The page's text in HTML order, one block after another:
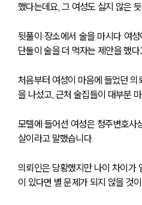
했다는데요, 그 여성도 싫지 않은
뒷풀이 장소에서 술을 마시다 여
단둘이 술을 더 먹자는 제안을 했다
처음부터 여성이 마음에 들었던
을 나섰고, 근처 술집들이 대부분
모텔에 들어선 여성은 청주변호사
살이라고 말했습니다.
의뢰인은 당황했지만 나이 차이가
이 있다면 별 문제가 되지 않을 것